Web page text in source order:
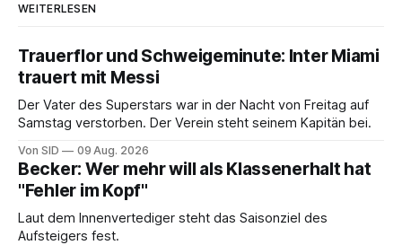
WEITERLESEN
Trauerflor und Schweigeminute: Inter Miami
trauert mit Messi
Der Vater des Superstars war in der Nacht von Freitag auf
Samstag verstorben. Der Verein steht seinem Kapitän bei.
Von SID 09 Aug. 2026
Becker: Wer mehr will als Klassenerhalt hat
"Fehler im Kopf"
Laut dem Innenvertediger steht das Saisonziel des
Aufsteigers fest.